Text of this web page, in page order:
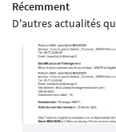
DE VENTE
POINTS DE VENTE
ACTUALITÉS
CONTACT
Récemment
D'autres actualités